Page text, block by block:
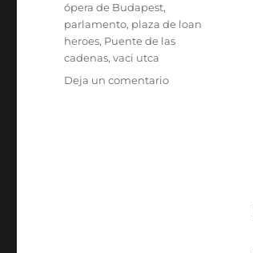
ópera de Budapest,
parlamento, plaza de loan
heroes, Puente de las
cadenas,vaci utca
Deja un comentarioen